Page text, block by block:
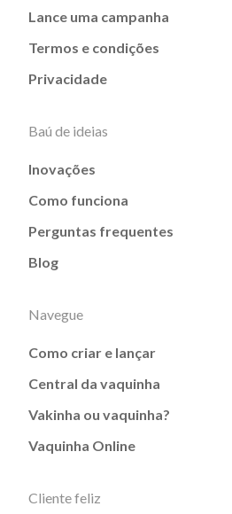
Lance uma campanha
Termos e condições
Privacidade
Baú de ideias
Inovações
Como funciona
Perguntas frequentes
Blog
Navegue
Como criar e lançar
Central da vaquinha
Vakinha ou vaquinha?
Vaquinha Online
Cliente feliz